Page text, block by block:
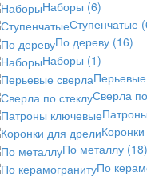
Наборы (6)
Ступенчатые
По дереву (16)
Наборы (1)
Сверла
По металлу (18)
По